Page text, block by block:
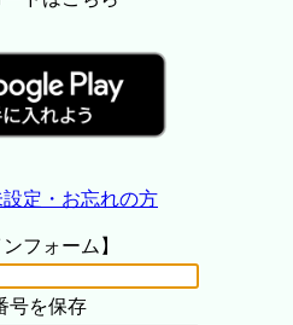
定・お忘れの方
ンフォーム】
号を保存